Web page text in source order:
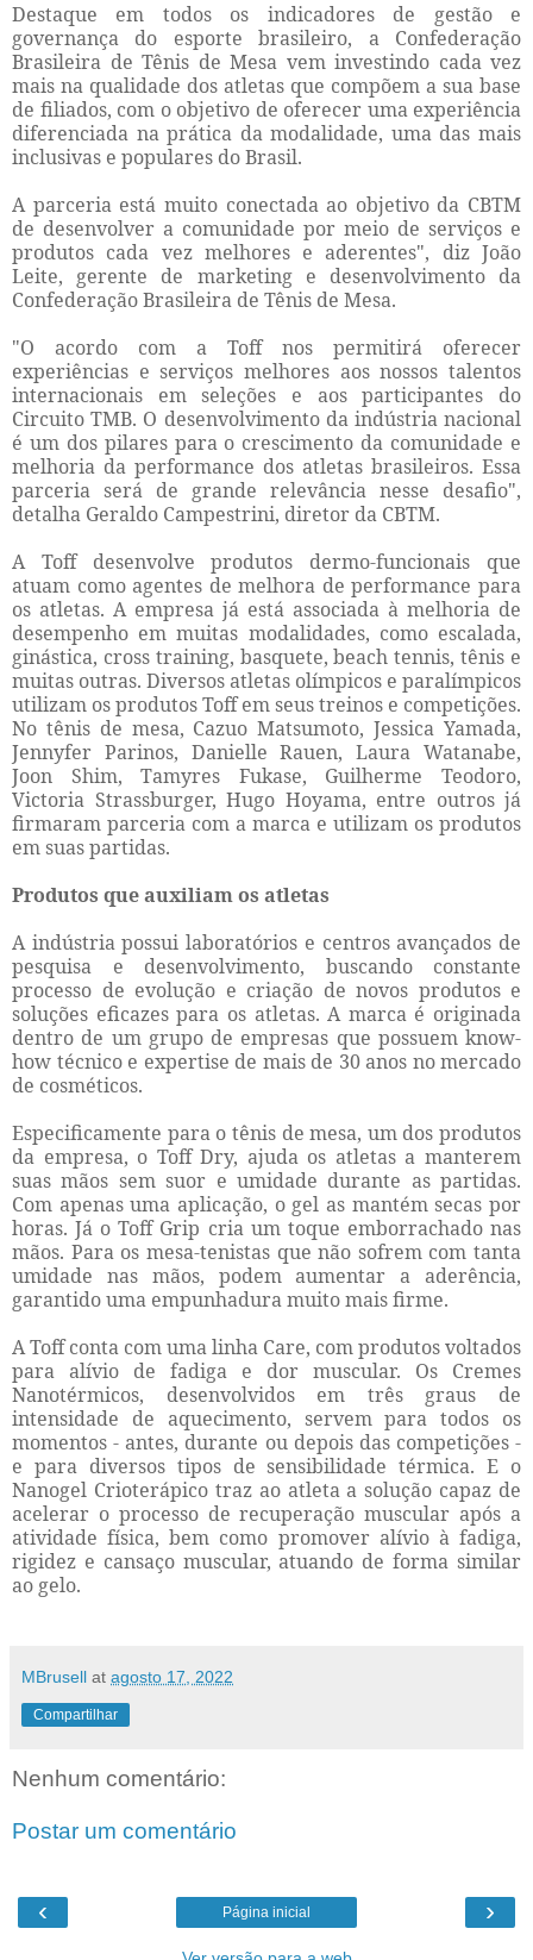
Destaque em todos os indicadores de gestão e
governança do esporte brasileiro, a Confederação
Brasileira de Tênis de Mesa vem investindo cada vez
mais na qualidade dos atletas que compõem a sua base
de filiados, com o objetivo de oferecer uma experiência
diferenciada na prática da modalidade, uma das mais
inclusivas e populares do Brasil.
A parceria está muito conectada ao objetivo da CBTM
de desenvolver a comunidade por meio de serviços e
produtos cada vez melhores e aderentes", diz João
Leite, gerente de marketing e desenvolvimento da
Confederação Brasileira de Tênis de Mesa.
"O acordo com a Toff nos permitirá oferecer
experiências e serviços melhores aos nossos talentos
internacionais em seleções e aos participantes do
Circuito TMB. O desenvolvimento da indústria nacional
é um dos pilares para o crescimento da comunidade e
melhoria da performance dos atletas brasileiros. Essa
parceria será de grande relevância nesse desafio",
detalha Geraldo Campestrini, diretor da CBTM.
A Toff desenvolve produtos dermo-funcionais que
atuam como agentes de melhora de performance para
os atletas. A empresa já está associada à melhoria de
desempenho em muitas modalidades, como escalada,
ginástica, cross training, basquete, beach tennis, tênis e
muitas outras. Diversos atletas olímpicos e paralímpicos
utilizam os produtos Toff em seus treinos e competições.
No tênis de mesa, Cazuo Matsumoto, Jessica Yamada,
Jennyfer Parinos, Danielle Rauen, Laura Watanabe,
Joon Shim, Tamyres Fukase, Guilherme Teodoro,
Victoria Strassburger, Hugo Hoyama, entre outros já
firmaram parceria com a marca e utilizam os produtos
em suas partidas.
Produtos que auxiliam os atletas
A indústria possui laboratórios e centros avançados de
pesquisa e desenvolvimento, buscando constante
processo de evolução e criação de novos produtos e
soluções eficazes para os atletas. A marca é originada
dentro de um grupo de empresas que possuem know-
how técnico e expertise de mais de 30 anos no mercado
de cosméticos.
Especificamente para o tênis de mesa, um dos produtos
da empresa, o Toff Dry, ajuda os atletas a manterem
suas mãos sem suor e umidade durante as partidas.
Com apenas uma aplicação, o gel as mantém secas por
horas. Já o Toff Grip cria um toque emborrachado nas
mãos. Para os mesa-tenistas que não sofrem com tanta
umidade nas mãos, podem aumentar a aderência,
garantido uma empunhadura muito mais firme.
A Toff conta com uma linha Care, com produtos voltados
para alívio de fadiga e dor muscular. Os Cremes
Nanotérmicos, desenvolvidos em três graus de
intensidade de aquecimento, servem para todos os
momentos - antes, durante ou depois das competições -
e para diversos tipos de sensibilidade térmica. E o
Nanogel Crioterápico traz ao atleta a solução capaz de
acelerar o processo de recuperação muscular após a
atividade física, bem como promover alívio à fadiga,
rigidez e cansaço muscular, atuando de forma similar
ao gelo.
MBrusell at agosto 17, 2022
Compartilhar
Nenhum comentário:
Postar um comentário
‹ ›
Página inicial